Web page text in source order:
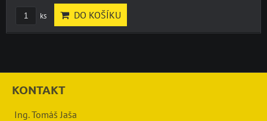
ks DO KOŠÍKU
KONTAKT
Ing. Tomáš Jaša